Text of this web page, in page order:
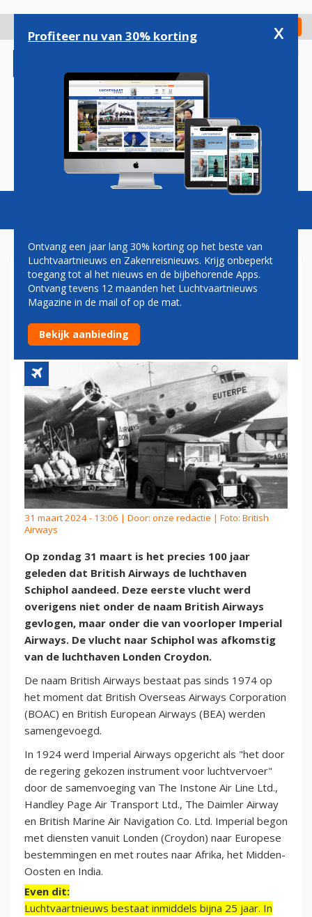
gaan
Check in
Magazine Podcasts Vacatures
BRITISH AIRWAYS VIERT 100
JAAR VLUCHTEN NAAR
SCHIPHOL
31 maart 2024 - 13:06 | Door: onze redactie | Foto: British
Airways
Op zondag 31 maart is het precies 100 jaar
geleden dat British Airways de luchthaven
Schiphol aandeed. Deze eerste vlucht werd
overigens niet onder de naam British Airways
gevlogen, maar onder die van voorloper Imperial
Airways. De vlucht naar Schiphol was afkomstig
van de luchthaven Londen Croydon.
De naam British Airways bestaat pas sinds 1974 op
het moment dat British Overseas Airways Corporation
(BOAC) en British European Airways (BEA) werden
samengevoegd.
In 1924 werd Imperial Airways opgericht als "het door
de regering gekozen instrument voor luchtvervoer"
door de samenvoeging van The Instone Air Line Ltd.,
Handley Page Air Transport Ltd., The Daimler Airway
en British Marine Air Navigation Co. Ltd. Imperial begon
met diensten vanuit Londen (Croydon) naar Europese
bestemmingen en met routes naar Afrika, het Midden-
Oosten en India.
Even dit:
Luchtvaartnieuws bestaat inmiddels bijna 25 jaar. In
Profiteer nu van 30% korting x
Ontvang een jaar lang 30% korting op het beste van
Luchtvaartnieuws en Zakenreisnieuws. Krijg onbeperkt
toegang tot al het nieuws en de bijbehorende Apps.
Ontvang tevens 12 maanden het Luchtvaartnieuws
Magazine in de mail of op de mat.
Bekijk aanbieding